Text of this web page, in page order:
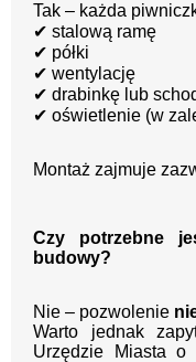
Tak – każda
✔ stalową ramę
✔ półki
✔ wentylację
✔ drabinkę lub
✔ oświetlenie (w
Montaż zajmuje
Czy potrzebne
budowy?
Nie – pozwolenie
Warto jednak
Urzędzie Miasta o